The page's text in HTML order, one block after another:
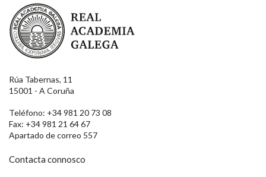
Real Academia Galega
Rúa Tabernas, 11
15001 - A Coruña
Teléfono: +34 981 20 73 08
Fax: +34 981 21 64 67
Apartado de correo 557
Contacta connosco